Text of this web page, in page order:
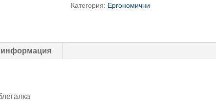
Fedo
Категория: Ергономични